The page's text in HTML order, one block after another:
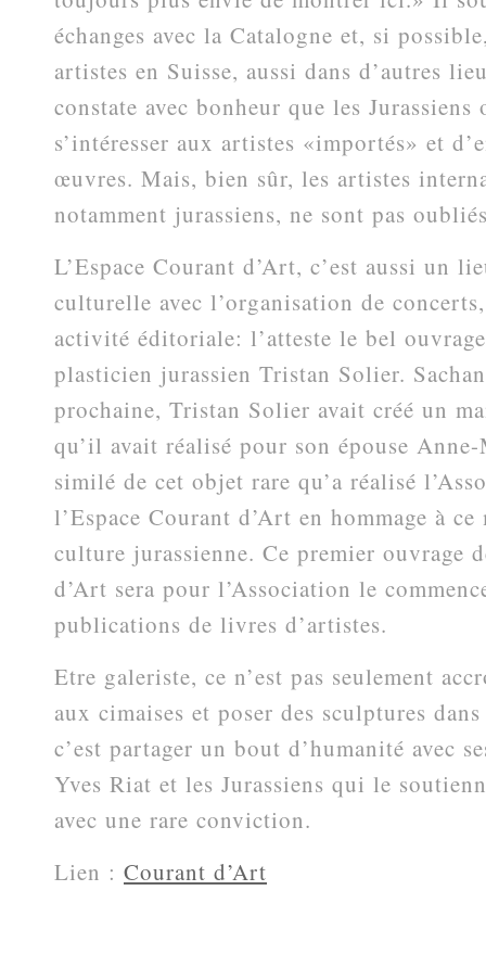
échanges avec la Catalogne et, si
artistes en Suisse, aussi dans d’autres
constate avec bonheur que les
s’intéresser aux artistes «importés» et
œuvres. Mais, bien sûr, les artistes
notamment jurassiens, ne sont pas
L’Espace Courant d’Art, c’est aussi un
culturelle avec l’organisation de
activité éditoriale: l’atteste le bel
plasticien jurassien Tristan Solier.
prochaine, Tristan Solier avait créé un
qu’il avait réalisé pour son épouse
similé de cet objet rare qu’a réalisé
l’Espace Courant d’Art en hommage à
culture jurassienne. Ce premier ouvrage
d’Art sera pour l’Association le
publications de livres d’artistes.
Etre galeriste, ce n’est pas seulement
aux cimaises et poser des sculptures
c’est partager un bout d’humanité avec
Yves Riat et les Jurassiens qui le
avec une rare conviction.
Lien : Courant d’Art